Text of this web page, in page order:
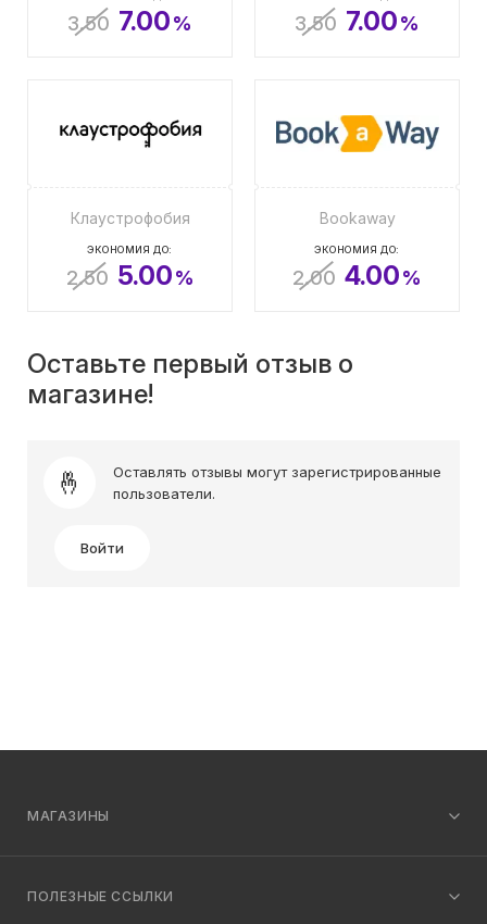
3.50 7.00% 3.50 7.00%
Клаустрофобия
ЭКОНОМИЯ ДО:
2.50 5.00%
Bookaway
ЭКОНОМИЯ ДО:
2.00 4.00%
Оставьте первый отзыв о
магазине!
Оставлять отзывы могут зарегистрированные
пользователи.
Войти
МАГАЗИНЫ
ПОЛЕЗНЫЕ ССЫЛКИ